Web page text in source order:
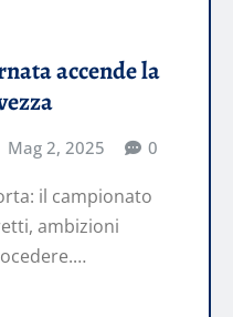
accende la
Mag 2, 2025 0
il campionato
ambizioni